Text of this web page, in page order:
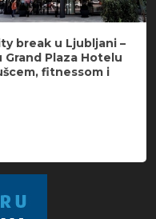
break u Ljubljani –
Grand Plaza Hotelu
fitnessom i